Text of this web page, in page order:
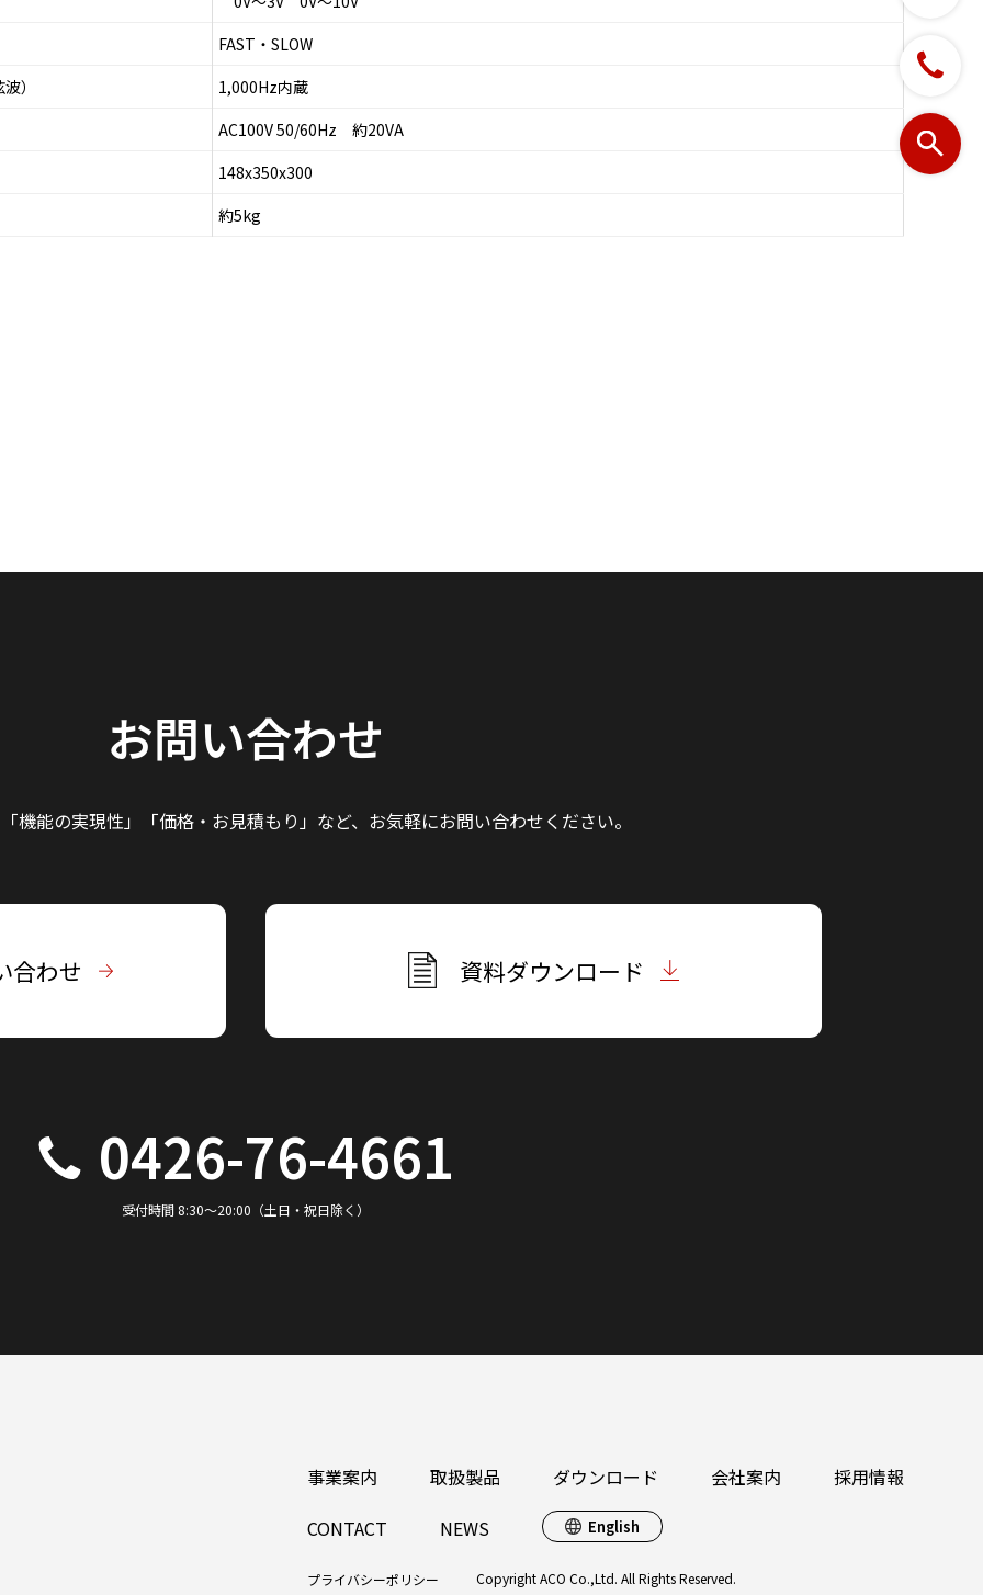
FAST・SLOW
）
1,000Hz内蔵
AC100V 50/60Hz 約20VA
148x350x300
約5kg
お問い合わせ
機能の実現性」 「価格・お見積もり」など、 お気軽にお問い合わせください。
合わせ 資料ダウンロード
0426-76-4661
受付時間 8:30～20:00（土日・祝日除く）
事業案内 取扱製品 ダウンロード 会社案内
採用情報
CONTACT
NEWS English
プライバシーポリシー Copyright ACO Co.,Ltd. All Rights Reserved.